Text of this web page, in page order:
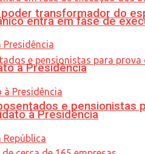
transformador do
e pensionistas
entra em fase de
à Presidência
à Presidência